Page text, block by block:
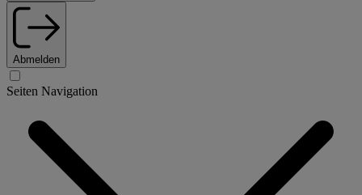
Abmelden
Seiten Navigation